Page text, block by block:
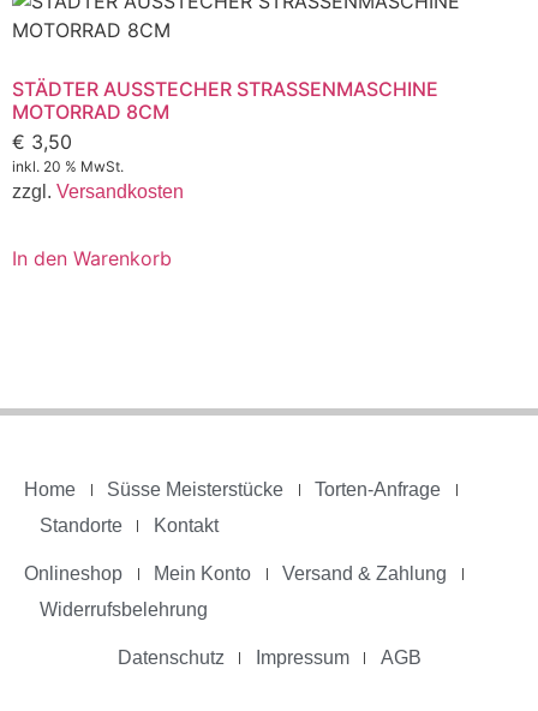
STÄDTER AUSSTECHER STRASSENMASCHINE
MOTORRAD 8CM
€ 3,50
inkl. 20 % MwSt.
zzgl. Versandkosten
In den Warenkorb
Home Süsse Meisterstücke
Torten-Anfrage
Standorte
Kontakt
Onlineshop Mein Konto
Versand & Zahlung
Widerrufsbelehrung
Datenschutz Impressum AGB